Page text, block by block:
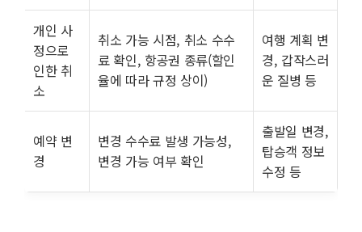
개인 사
정으로
인한 취
소
취소 가능 시점, 취소 수수
료 확인, 항공권 종류(할인
율에 따라 규정 상이)
여행 계획 변
경, 갑작스러
운 질병 등
예약 변
경
변경 수수료 발생 가능성,
변경 가능 여부 확인
출발일 변경,
탑승객 정보
수정 등